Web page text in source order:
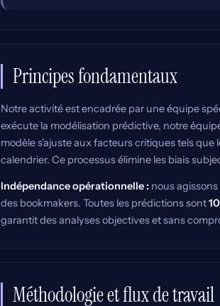
Principes fondamentaux
Notre activité est encadrée par une équipe
exécute la modélisation prédictive, notre
modèle s'ajuste aux facteurs critiques tels
calendrier. Ce processus élimine les biais
Indépendance opérationnelle : nous
des bookmakers. Toutes les prédictions sont
garantit des analyses objectives et sans
Méthodologie et flux de travail